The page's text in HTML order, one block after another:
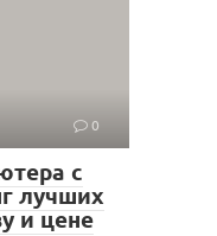
0
с
лучших
и цене